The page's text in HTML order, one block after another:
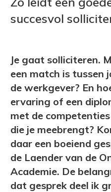
succesvol
Je gaat solliciteren.
een match is tussen
de werkgever? En
ervaring of een
met de
die je meebrengt?
daar een boeiend
de Laender van de
Academie. De
dat gesprek deel ik